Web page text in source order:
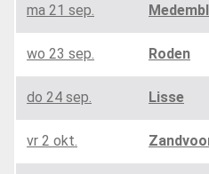
ma 21 sep.
wo 23 sep. Roden
do 24 sep. Lisse
vr 2 okt.